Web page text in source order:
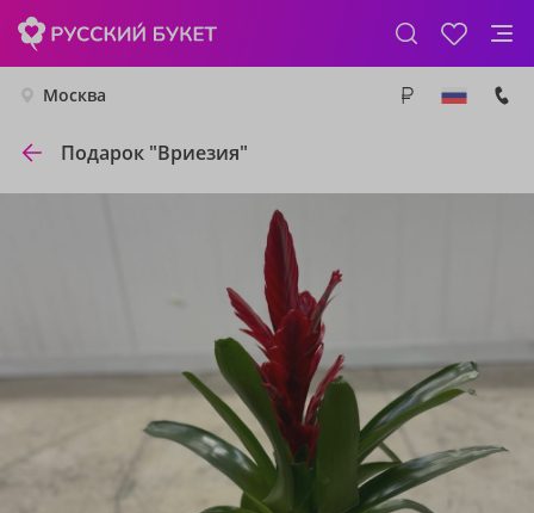
Москва
Подарок "Вриезия"